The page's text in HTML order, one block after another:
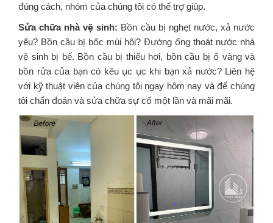
đúng cách, nhóm của chúng tôi có thể trợ giúp.
Sửa chữa nhà vệ sinh: Bồn cầu bị nghẹt nước, xả nước
yếu? Bồn cầu bị bốc mùi hôi? Đường ống thoát nước nhà
vệ sinh bị bể. Bồn cầu bị thiếu hơi, bồn cầu bị ố vàng và
bồn rửa của bạn có kêu ục ục khi bạn xả nước? Liên hệ
với kỹ thuật viên của chúng tôi ngay hôm nay và để chúng
tôi chẩn đoán và sửa chữa sự cố một lần và mãi mãi.